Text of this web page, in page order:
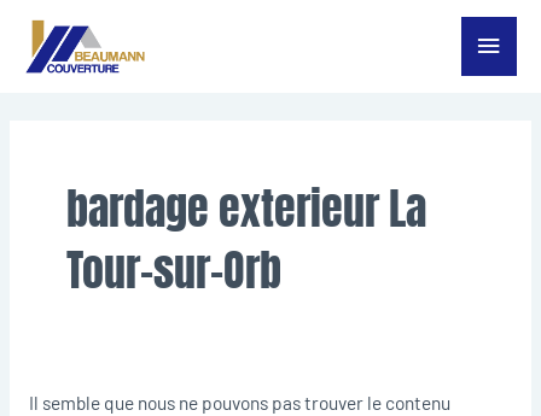
Aller
Menu
bardage exterieur La
Tour-sur-Orb
Il semble que nous ne pouvons pas trouver le contenu